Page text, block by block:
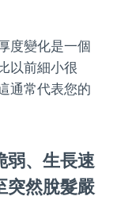
度變化是一個
以前細小很
通常代表您的
弱、生長速
突然脫髮嚴